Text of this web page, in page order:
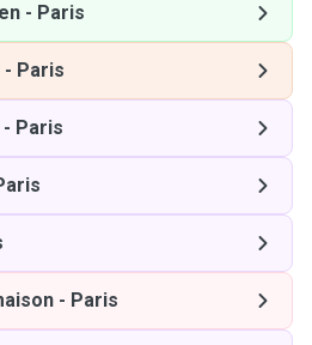
- Paris
- Paris
- Paris
- Paris